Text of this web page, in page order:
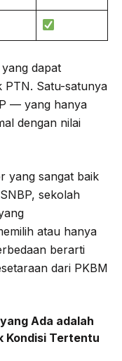
dapat
PTN. Satu-satunya
— yang hanya
dengan nilai
yang sangat baik
sekolah
atau hanya
berarti
dari PKBM
Ada adalah
Kondisi Tertentu